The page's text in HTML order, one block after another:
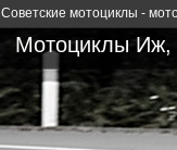
Советские мотоциклы -
Мотоциклы Иж,